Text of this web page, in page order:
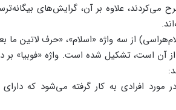
می‌کردند، علاوه بر آن، گرایش‌های
آن است، تشکیل شده است. واژه «فوبیا» بر
مورد افرادی به کار گرفته می‌شود که